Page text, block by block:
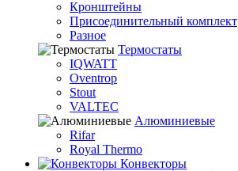
Кронштейны
Присоединительный комплект
Разное
Термостаты
IQWATT
Oventrop
Stout
VALTEC
Алюминиевые
Rifar
Royal Thermo
Конвекторы